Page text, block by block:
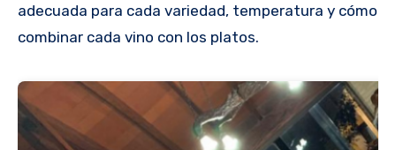
adecuada para cada variedad, temperatura y cómo
combinar cada vino con los platos.